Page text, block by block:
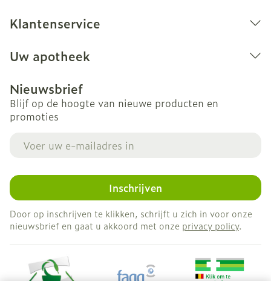
Klantenservice
Uw apotheek
Nieuwsbrief
Blijf op de hoogte van nieuwe producten en
promoties
Inschrijven
Door op inschrijven te klikken, schrijft u zich in voor onze
nieuwsbrief en gaat u akkoord met onze privacy policy.